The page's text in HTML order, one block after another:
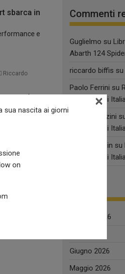
sbarca in
e
Riccardo
e veloce
in...
esemplari.
Tour de
Commenti
Guglielmo su
Abarth 124
riccardo biffis su
Paolo Ferrini su
campione di Italia
silvio pederzini
campione di Italia
Raimund Fein su
campione di Italia
Agosto 2026
Giugno 2026
Maggio 2026
sua nascita ai giorni
×